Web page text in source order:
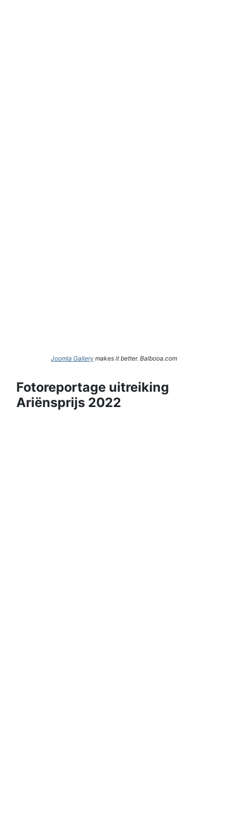
Joomla Gallery makes it better. Balbooa.com
Fotoreportage uitreiking
Ariënsprijs 2022